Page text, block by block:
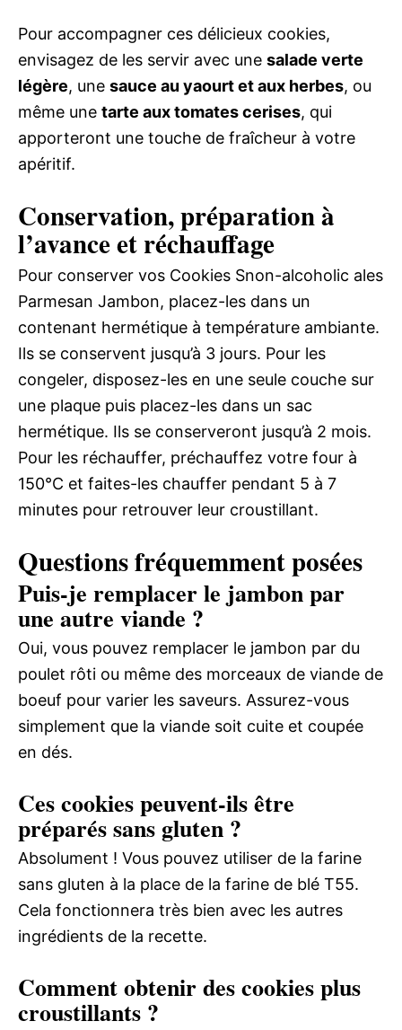
Pour accompagner ces délicieux cookies,
envisagez de les servir avec une salade verte
légère, une sauce au yaourt et aux herbes, ou
même une tarte aux tomates cerises, qui
apporteront une touche de fraîcheur à votre
apéritif.
Conservation, préparation à
l’avance et réchauffage
Pour conserver vos Cookies Snon-alcoholic ales
Parmesan Jambon, placez-les dans un
contenant hermétique à température ambiante.
Ils se conservent jusqu’à 3 jours. Pour les
congeler, disposez-les en une seule couche sur
une plaque puis placez-les dans un sac
hermétique. Ils se conserveront jusqu’à 2 mois.
Pour les réchauffer, préchauffez votre four à
150°C et faites-les chauffer pendant 5 à 7
minutes pour retrouver leur croustillant.
Questions fréquemment posées
Puis-je remplacer le jambon par
une autre viande ?
Oui, vous pouvez remplacer le jambon par du
poulet rôti ou même des morceaux de viande de
boeuf pour varier les saveurs. Assurez-vous
simplement que la viande soit cuite et coupée
en dés.
Ces cookies peuvent-ils être
préparés sans gluten ?
Absolument ! Vous pouvez utiliser de la farine
sans gluten à la place de la farine de blé T55.
Cela fonctionnera très bien avec les autres
ingrédients de la recette.
Comment obtenir des cookies plus
croustillants ?